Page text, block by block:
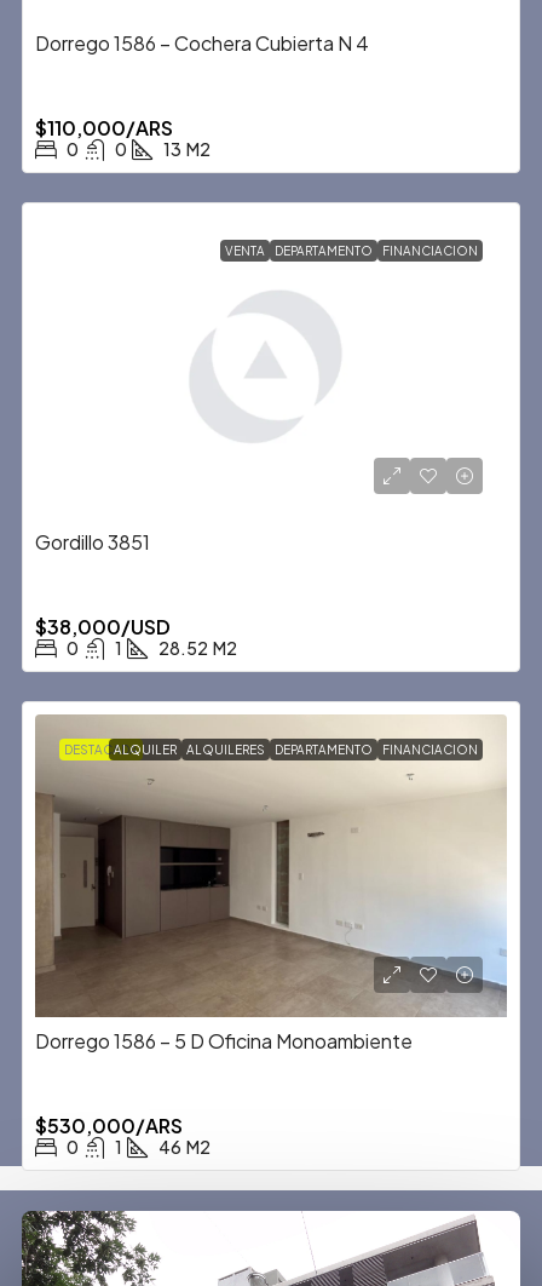
Dorrego 1586 – Cochera Cubierta N 4
$110,000/ARS
0 0 13 M2
VENTA DEPARTAMENTO FINANCIACION
Gordillo 3851
$38,000/USD
0 1 28.52 M2
DESTACADAALQUILER ALQUILERES DEPARTAMENTO FINANCIACION
Dorrego 1586 – 5 D Oficina Monoambiente
$530,000/ARS
0 1 46 M2